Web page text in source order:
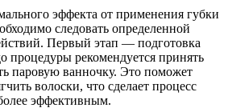
эффекта от применения губки
следовать определенной
Первый этап — подготовка
процедуры рекомендуется принять
паровую ванночку. Это поможет
волоски, что сделает процесс
эффективным.